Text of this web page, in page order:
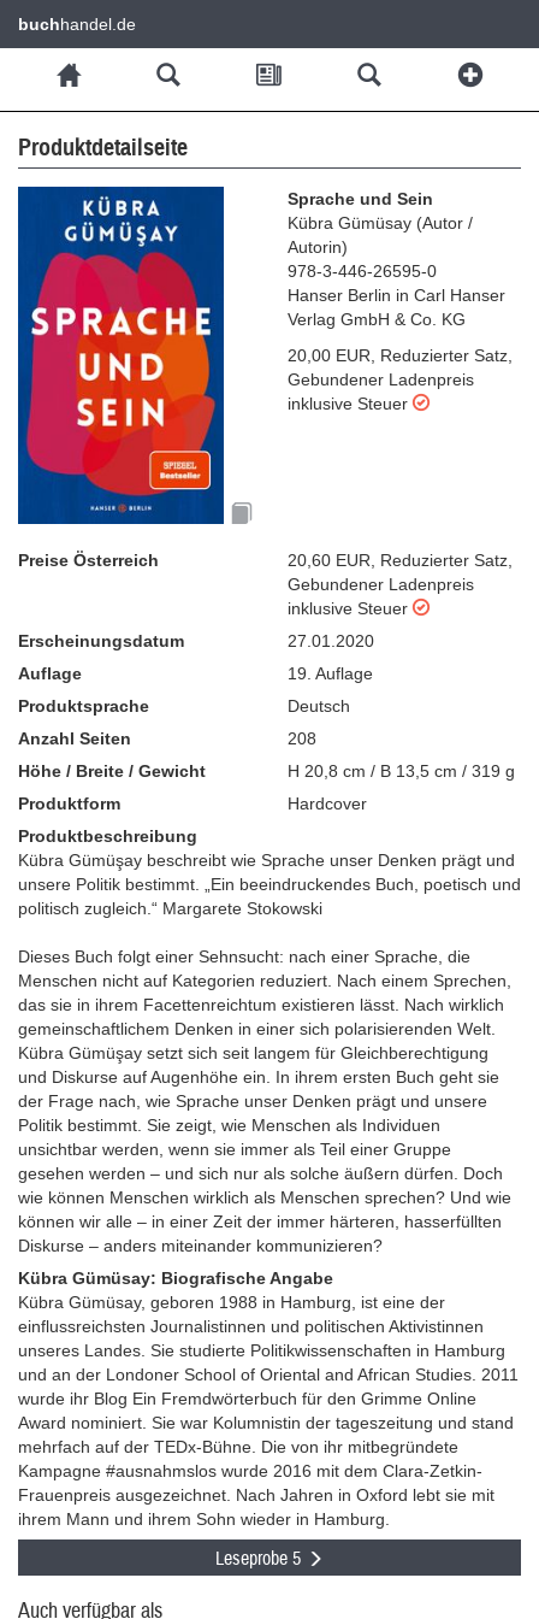
buchhandel.de
Produktdetailseite
Sprache und Sein
Kübra Gümüsay (Autor /
Autorin)
978-3-446-26595-0
Hanser Berlin in Carl Hanser
Verlag GmbH & Co. KG
20,00 EUR
Reduzierter Satz
Gebundener Ladenpreis
inklusive Steuer
Preise Österreich 20,60 EUR Reduzierter Satz
Gebundener Ladenpreis
inklusive Steuer
Erscheinungsdatum
27.01.2020
Auflage
19. Auflage
Produktsprache
Deutsch
Anzahl Seiten
208
Höhe / Breite / Gewicht
H 20,8 cm / B 13,5 cm / 319 g
Produktform
Hardcover
Produktbeschreibung
Kübra Gümüşay beschreibt wie Sprache unser Denken prägt und
unsere Politik bestimmt. „Ein beeindruckendes Buch, poetisch und
politisch zugleich.“ Margarete Stokowski
Dieses Buch folgt einer Sehnsucht: nach einer Sprache, die
Menschen nicht auf Kategorien reduziert. Nach einem Sprechen,
das sie in ihrem Facettenreichtum existieren lässt. Nach wirklich
gemeinschaftlichem Denken in einer sich polarisierenden Welt.
Kübra Gümüşay setzt sich seit langem für Gleichberechtigung
und Diskurse auf Augenhöhe ein. In ihrem ersten Buch geht sie
der Frage nach, wie Sprache unser Denken prägt und unsere
Politik bestimmt. Sie zeigt, wie Menschen als Individuen
unsichtbar werden, wenn sie immer als Teil einer Gruppe
gesehen werden – und sich nur als solche äußern dürfen. Doch
wie können Menschen wirklich als Menschen sprechen? Und wie
können wir alle – in einer Zeit der immer härteren, hasserfüllten
Diskurse – anders miteinander kommunizieren?
Kübra Gümüsay: Biografische Angabe
Kübra Gümüsay, geboren 1988 in Hamburg, ist eine der
einflussreichsten Journalistinnen und politischen Aktivistinnen
unseres Landes. Sie studierte Politikwissenschaften in Hamburg
und an der Londoner School of Oriental and African Studies. 2011
wurde ihr Blog Ein Fremdwörterbuch für den Grimme Online
Award nominiert. Sie war Kolumnistin der tageszeitung und stand
mehrfach auf der TEDx-Bühne. Die von ihr mitbegründete
Kampagne #ausnahmslos wurde 2016 mit dem Clara-Zetkin-
Frauenpreis ausgezeichnet. Nach Jahren in Oxford lebt sie mit
ihrem Mann und ihrem Sohn wieder in Hamburg.
Leseprobe 5
Auch verfügbar als